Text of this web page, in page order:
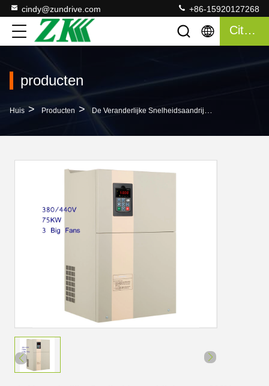
cindy@zundrive.com +86-15920127268
Citaat
producten
Huis > Producten > De Veranderlijke Snelheidsaandrijving Van VSD